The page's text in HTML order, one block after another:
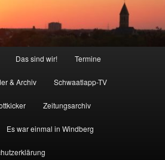
Das sind wir! Termine
& Archiv Schwaatlapp-TV
Zeitungsarchiv
Es war einmal in Windberg